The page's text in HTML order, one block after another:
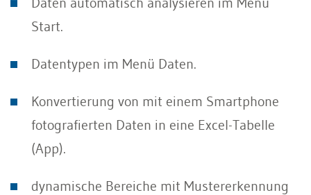
Start.
Datentypen im Menü Daten.
Konvertierung von mit einem Smartphone
fotografierten Daten in eine Excel-Tabelle
(App).
dynamische Bereiche mit Mustererkennung